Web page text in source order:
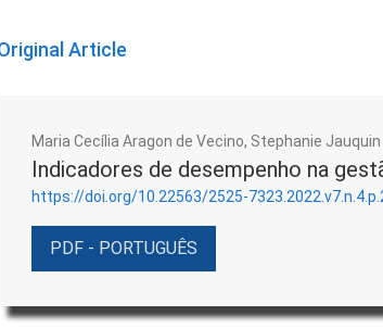
Article
Maria Cecília Aragon de Vecino, Stephanie
Indicadores de desempenho na
https://doi.org/10.22563/2525-
PDF - PORTUGUÊS